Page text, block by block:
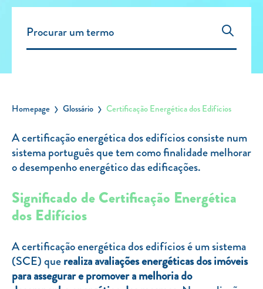
Empresas
Sobre nós
FAQ
Blog
Mais informações
SERVIÇOS
JUNTE-SE A NÓS
TARIFA SOCIAL
Homepage Glossário Certificação Energética dos Edifícios
A certificação energética dos edifícios consiste num
sistema português que tem como finalidade melhorar
o desempenho energético das edificações.
Significado de Certificação Energética
dos Edifícios
A certificação energética dos edifícios é um sistema
(SCE) querealiza avaliações energéticas dos imóveis
para assegurar e promover a melhoria do